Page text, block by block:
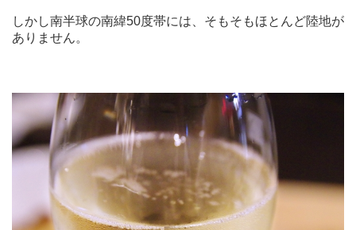
しかし南半球の南緯50度帯には、そもそもほとんど陸地が
ありません。